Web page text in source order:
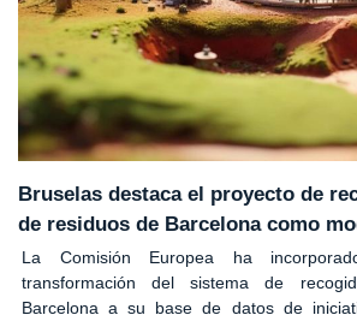
Bruselas destaca el proyecto de
de residuos de Barcelona como
La Comisión Europea ha
transformación del sistema de
Barcelona a su base de datos de